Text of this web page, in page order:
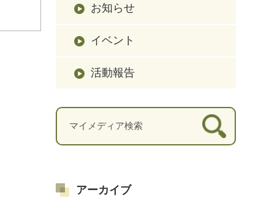
お知らせ
イベント
活動報告
アーカイブ